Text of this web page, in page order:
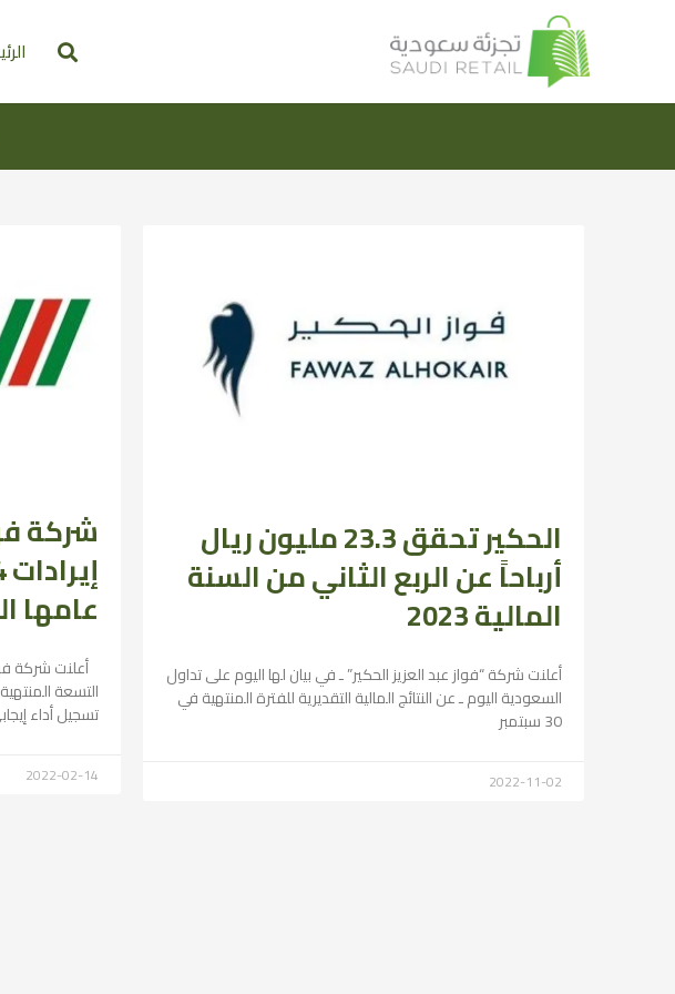
الحكير تحقق 23.3 مليون ريال
أرباحاً عن الربع الثاني من السنة
المالية 2023
أعلنت شركة “فواز عبد العزيز الحكير” ـ في بيان لها اليوم على تداول
السعودية اليوم ـ عن النتائج المالية التقديرية للفترة المنتهية في
30 سبتمبر
2022-11-02
شركة
عامها
أعلنت شركة
تسجيل أداء
2022-02-14